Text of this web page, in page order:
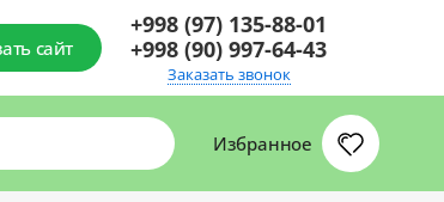
сайт
+998 (97) 135-88-01
+998 (90) 997-64-43
Заказать звонок
Избранное